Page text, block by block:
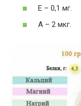
Е – 0,1 мг.
А – 2 мкг.